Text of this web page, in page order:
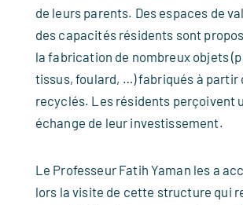
de leurs parents. Des espaces de
des capacités résidents sont
la fabrication de nombreux objets
tissus, foulard, …) fabriqués à partir
recyclés. Les résidents perçoivent
échange de leur investissement.
Le Professeur Fatih Yaman les a
lors la visite de cette structure qui